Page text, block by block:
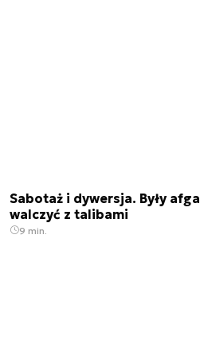
Sabotaż i dywersja. Były
walczyć z talibami
9 min.